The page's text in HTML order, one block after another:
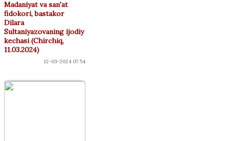
Madaniyat va san'at
fidokori, bastakor
Dilara
Sultaniyazovaning ijodiy
kechasi (Chirchiq,
11.03.2024)
12-03-2024 07:54